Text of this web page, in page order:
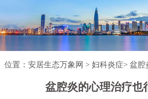
位置： 安居生态万象网 > 妇科炎症> 盆腔
盆腔炎的心理治疗也